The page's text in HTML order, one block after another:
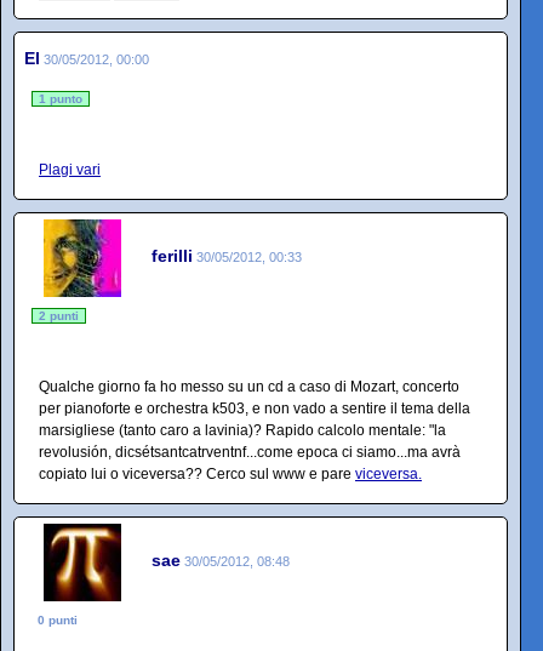
El 30/05/2012, 00:00
1 punto
Plagi vari
ferilli 30/05/2012, 00:33
2 punti
Qualche giorno fa ho messo su un cd a caso di Mozart, concerto
per pianoforte e orchestra k503, e non vado a sentire il tema della
marsigliese (tanto caro a lavinia)? Rapido calcolo mentale: "la
revolusión, dicsétsantcatrventnf...come epoca ci siamo...ma avrà
copiato lui o viceversa?? Cerco sul www e pare viceversa.
sae 30/05/2012, 08:48
0 punti